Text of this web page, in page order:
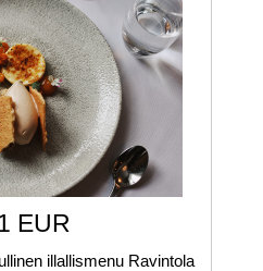
EUR
illallismenu Ravintola